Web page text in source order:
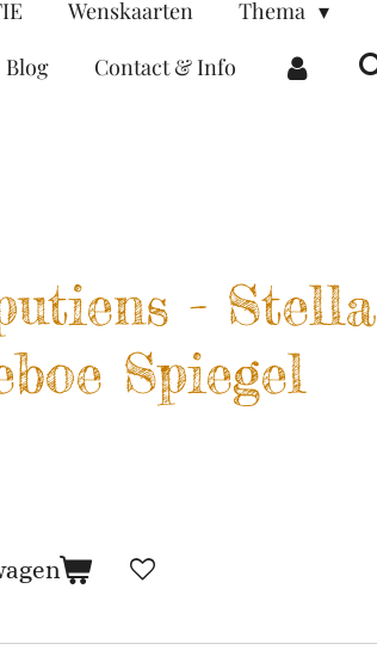
Wenskaarten
Thema
Blog Contact & Info
- Stella
Spiegel